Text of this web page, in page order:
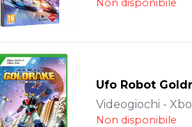
Non disponibile
Ufo Robot
Videogiochi -
Non disponibile